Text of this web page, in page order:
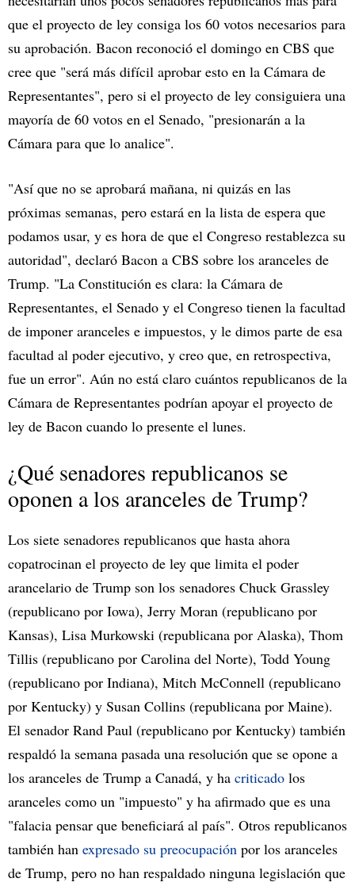
que el proyecto de ley consiga los 60 votos necesarios para
su aprobación. Bacon reconoció el domingo en CBS que
cree que "será más difícil aprobar esto en la Cámara de
Representantes", pero si el proyecto de ley consiguiera una
mayoría de 60 votos en el Senado, "presionarán a la
Cámara para que lo analice".
"Así que no se aprobará mañana, ni quizás en las
próximas semanas, pero estará en la lista de espera que
podamos usar, y es hora de que el Congreso restablezca su
autoridad", declaró Bacon a CBS sobre los aranceles de
Trump. "La Constitución es clara: la Cámara de
Representantes, el Senado y el Congreso tienen la facultad
de imponer aranceles e impuestos, y le dimos parte de esa
facultad al poder ejecutivo, y creo que, en retrospectiva,
fue un error". Aún no está claro cuántos republicanos de la
Cámara de Representantes podrían apoyar el proyecto de
ley de Bacon cuando lo presente el lunes.
¿Qué senadores republicanos se
oponen a los aranceles de Trump?
Los siete senadores republicanos que hasta ahora
copatrocinan el proyecto de ley que limita el poder
arancelario de Trump son los senadores Chuck Grassley
(republicano por Iowa), Jerry Moran (republicano por
Kansas), Lisa Murkowski (republicana por Alaska), Thom
Tillis (republicano por Carolina del Norte), Todd Young
(republicano por Indiana), Mitch McConnell (republicano
por Kentucky) y Susan Collins (republicana por Maine).
El senador Rand Paul (republicano por Kentucky) también
respaldó la semana pasada una resolución que se opone a
los aranceles de Trump a Canadá, y ha criticado los
aranceles como un "impuesto" y ha afirmado que es una
"falacia pensar que beneficiará al país". Otros republicanos
también han expresado su preocupación por los aranceles
de Trump, pero no han respaldado ninguna legislación que